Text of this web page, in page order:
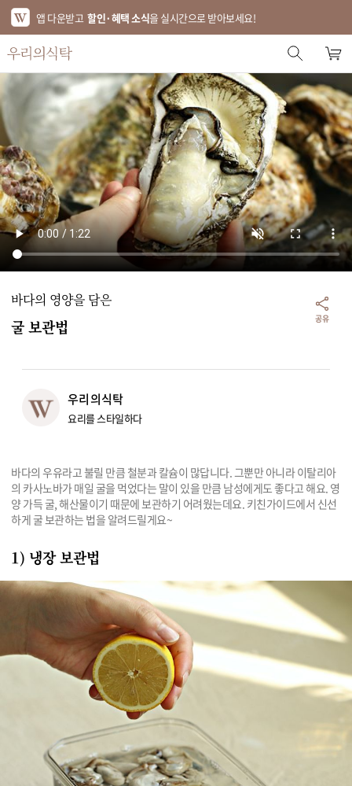
앱 다운받고 할인·혜택 소식을 실시간으로 받아보세요!
스토어 홈
에디터 추천
한정특가
베스트
신상품
기획전
바다의 영양을 담은
굴 보관법
우리의식탁
요리를 스타일하다
공유
바다의 우유라고 불릴 만큼 철분과 칼슘이 많답니다. 그뿐만 아니라 이탈리아
의 카사노바가 매일 굴을 먹었다는 말이 있을 만큼 남성에게도 좋다고 해요. 영
양 가득 굴, 해산물이기 때문에 보관하기 어려웠는데요. 키친가이드에서 신선
하게 굴 보관하는 법을 알려드릴게요~
1) 냉장 보관법